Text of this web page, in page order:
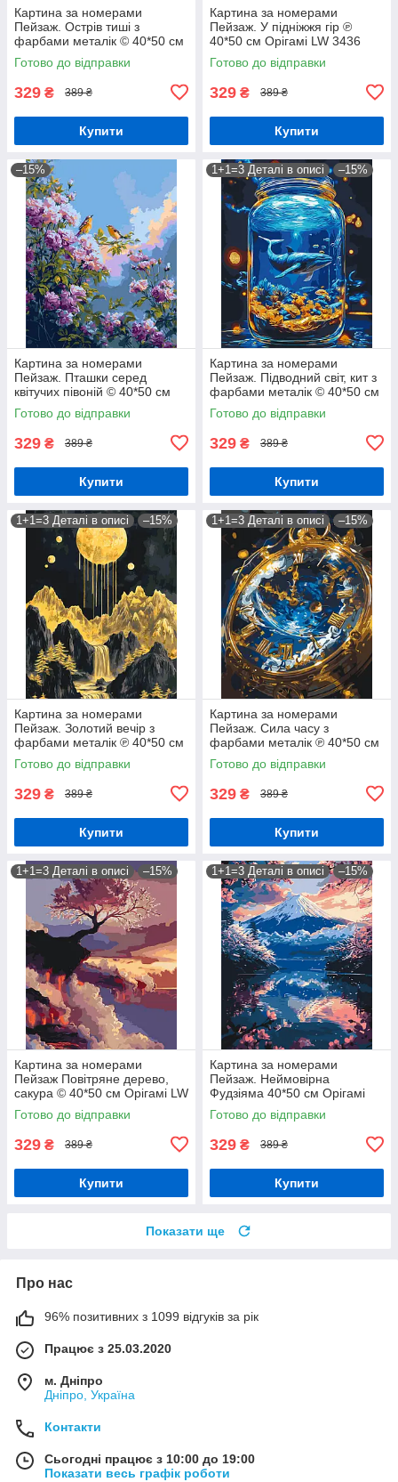
Картина за номерами
Пейзаж. Острів тиші з
фарбами металік © 40*50 см
Орігамі LW 3014-01
Готово до відправки
329 ₴ 389 ₴
Купити
Картина за номерами
Пейзаж. У підніжжя гір ℗
40*50 см Орігамі LW 3436
Готово до відправки
329 ₴ 389 ₴
Купити
–15%
Картина за номерами
Пейзаж. Пташки серед
квітучих півоній © 40*50 см
Орігамі LW 2003-01
Готово до відправки
329 ₴ 389 ₴
Купити
1+1=3 Деталі в описі –15%
Картина за номерами
Пейзаж. Підводний світ, кит з
фарбами металік © 40*50 см
Орігамі LW 3461
Готово до відправки
329 ₴ 389 ₴
Купити
1+1=3 Деталі в описі –15%
Картина за номерами
Пейзаж. Золотий вечір з
фарбами металік ℗ 40*50 см
Орігамі LW 3427
Готово до відправки
329 ₴ 389 ₴
Купити
1+1=3 Деталі в описі –15%
Картина за номерами
Пейзаж. Сила часу з
фарбами металік ℗ 40*50 см
Орігамі LW 3466
Готово до відправки
329 ₴ 389 ₴
Купити
1+1=3 Деталі в описі –15%
Картина за номерами
Пейзаж Повітряне дерево,
сакура © 40*50 см Орігамі LW
727
Готово до відправки
329 ₴ 389 ₴
Купити
1+1=3 Деталі в описі –15%
Картина за номерами
Пейзаж. Неймовірна
Фудзіяма 40*50 см Орігамі
LW 3464
Готово до відправки
329 ₴ 389 ₴
Купити
Показати ще
Про нас
96% позитивних з 1099 відгуків за рік
Працює з 25.03.2020
м. Дніпро
Дніпро, Україна
Контакти
Сьогодні працює з 10:00 до 19:00
Показати весь графік роботи